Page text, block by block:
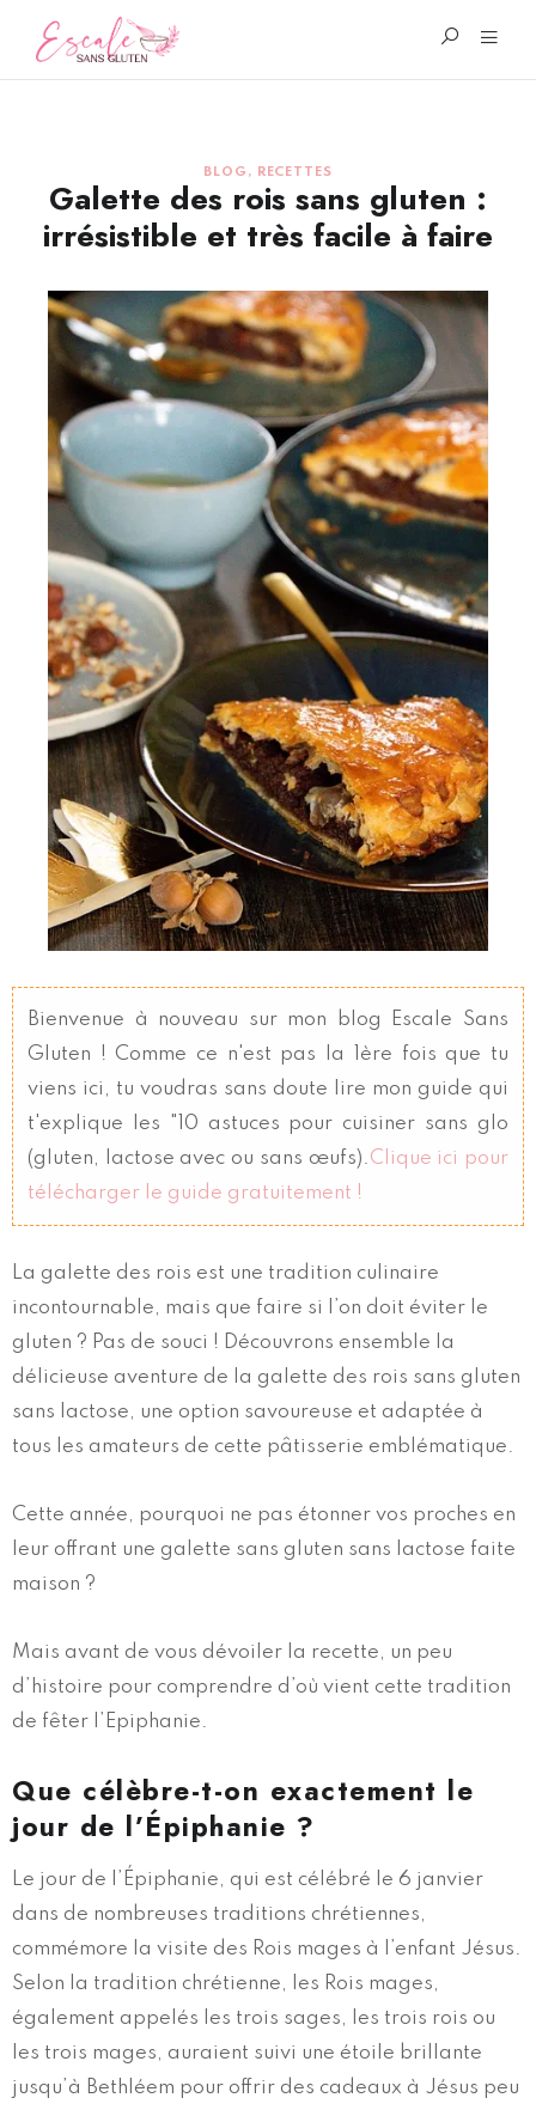
BLOG , RECETTES
Galette des rois sans gluten :
irrésistible et très facile à faire
Bienvenue à nouveau sur mon blog Escale Sans
Gluten ! Comme ce n'est pas la 1ère fois que tu
viens ici, tu voudras sans doute lire mon guide qui
t'explique les "10 astuces pour cuisiner sans glo
(gluten, lactose avec ou sans œufs).Clique ici pour
télécharger le guide gratuitement !
La galette des rois est une tradition culinaire
incontournable, mais que faire si l’on doit éviter le
gluten ? Pas de souci ! Découvrons ensemble la
délicieuse aventure de la galette des rois sans gluten
sans lactose, une option savoureuse et adaptée à
tous les amateurs de cette pâtisserie emblématique.
Cette année, pourquoi ne pas étonner vos proches en
leur offrant une galette sans gluten sans lactose faite
maison ?
Mais avant de vous dévoiler la recette, un peu
d’histoire pour comprendre d’où vient cette tradition
de fêter l’Epiphanie.
Que célèbre-t-on exactement le
jour de l’Épiphanie ?
Le jour de l’Épiphanie, qui est célébré le 6 janvier
dans de nombreuses traditions chrétiennes,
commémore la visite des Rois mages à l’enfant Jésus.
Selon la tradition chrétienne, les Rois mages,
également appelés les trois sages, les trois rois ou
les trois mages, auraient suivi une étoile brillante
jusqu’à Bethléem pour offrir des cadeaux à Jésus peu